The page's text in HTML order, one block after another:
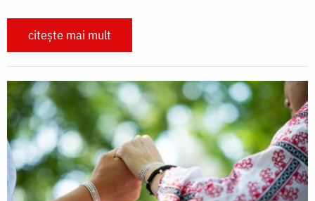
citește mai mult